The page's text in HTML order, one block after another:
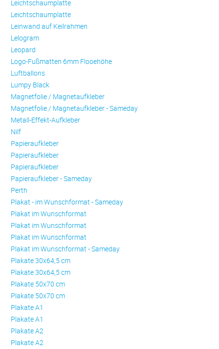
Leichtschaumplatte
Leichtschaumplatte
Leinwand auf Keilrahmen
Lelogram
Leopard
Logo-Fußmatten 6mm Flooehöhe
Luftballons
Lumpy Black
Magnetfolie / Magnetaufkleber
Magnetfolie / Magnetaufkleber - Sameday
Metall-Effekt-Aufkleber
Nilf
Papieraufkleber
Papieraufkleber
Papieraufkleber
Papieraufkleber - Sameday
Perth
Plakat - im Wunschformat - Sameday
Plakat im Wunschformat
Plakat im Wunschformat
Plakat im Wunschformat
Plakat im Wunschformat - Sameday
Plakate 30x64,5 cm
Plakate 30x64,5 cm
Plakate 50x70 cm
Plakate 50x70 cm
Plakate A1
Plakate A1
Plakate A2
Plakate A2